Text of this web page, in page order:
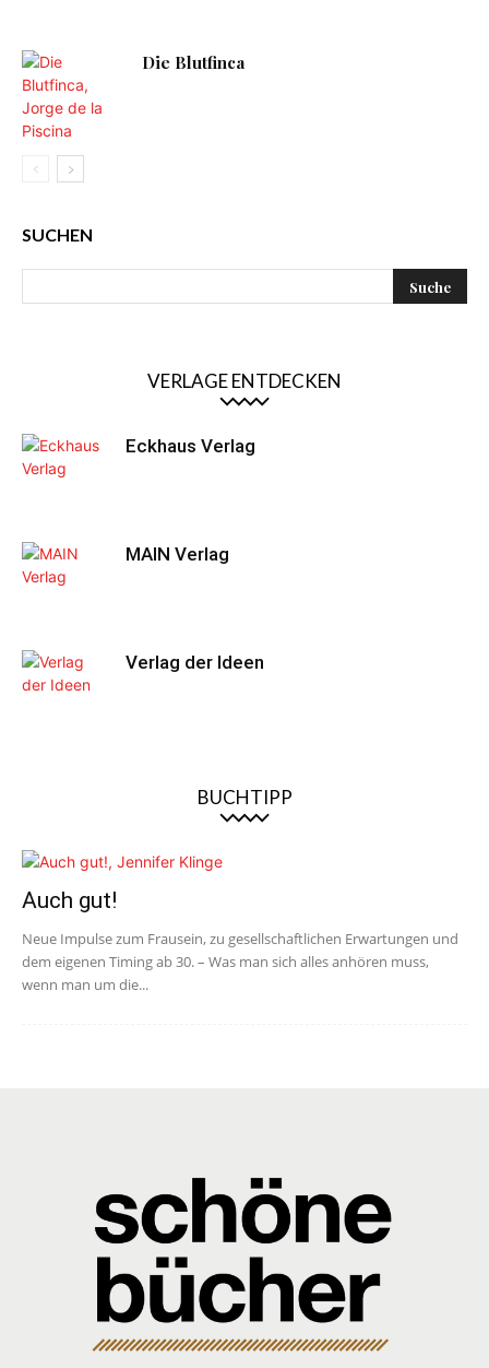
Die Blutfinca
SUCHEN
VERLAGE ENTDECKEN
Eckhaus Verlag
MAIN Verlag
Verlag der Ideen
BUCHTIPP
Auch gut!
Neue Impulse zum Frausein, zu gesellschaftlichen Erwartungen und
dem eigenen Timing ab 30. – Was man sich alles anhören muss,
wenn man um die...